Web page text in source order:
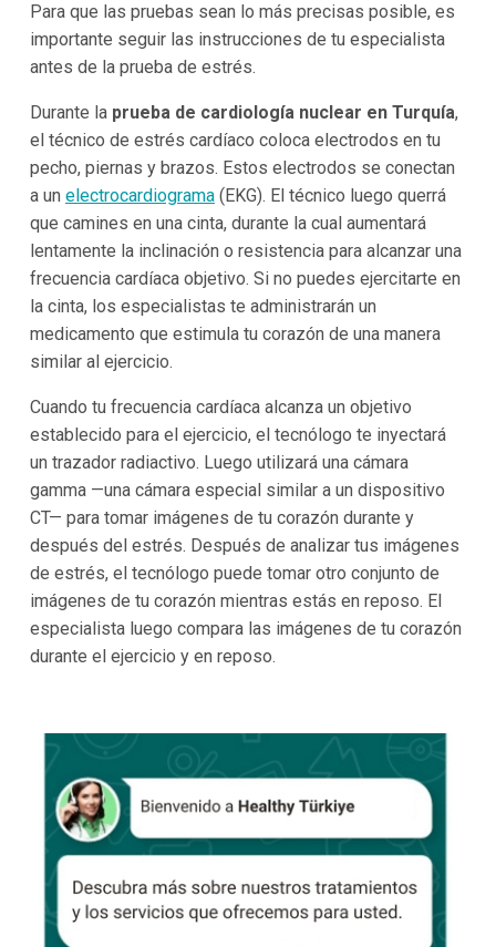
Para que las pruebas sean lo más precisas posible, es
importante seguir las instrucciones de tu especialista
antes de la prueba de estrés.
Durante la prueba de cardiología nuclear en Turquía,
el técnico de estrés cardíaco coloca electrodos en tu
pecho, piernas y brazos. Estos electrodos se conectan
a un electrocardiograma(EKG). El técnico luego querrá
que camines en una cinta, durante la cual aumentará
lentamente la inclinación o resistencia para alcanzar una
frecuencia cardíaca objetivo. Si no puedes ejercitarte en
la cinta, los especialistas te administrarán un
medicamento que estimula tu corazón de una manera
similar al ejercicio.
Cuando tu frecuencia cardíaca alcanza un objetivo
establecido para el ejercicio, el tecnólogo te inyectará
un trazador radiactivo. Luego utilizará una cámara
gamma —una cámara especial similar a un dispositivo
CT— para tomar imágenes de tu corazón durante y
después del estrés. Después de analizar tus imágenes
de estrés, el tecnólogo puede tomar otro conjunto de
imágenes de tu corazón mientras estás en reposo. El
especialista luego compara las imágenes de tu corazón
durante el ejercicio y en reposo.